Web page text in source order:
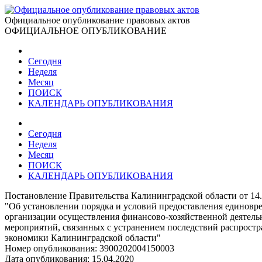
Официальное опубликование правовых актов
ОФИЦИАЛЬНОЕ ОПУБЛИКОВАНИЕ
Сегодня
Неделя
Месяц
ПОИСК
КАЛЕНДАРЬ ОПУБЛИКОВАНИЯ
Сегодня
Неделя
Месяц
ПОИСК
КАЛЕНДАРЬ ОПУБЛИКОВАНИЯ
Постановление Правительства Калининградской области от
"Об установлении порядка и условий предоставления
организации осуществления финансово-хозяйственной
мероприятий, связанных с устранением последствий
экономики Калининградской области"
Номер опубликования: 3900202004150003
Дата опубликования: 15.04.2020